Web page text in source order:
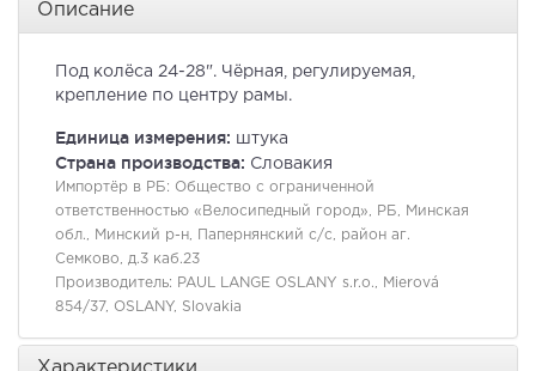
Описание
Под колёса 24-28". Чёрная, регулируемая,
крепление по центру рамы.
Единица измерения: штука
Страна производства: Словакия
Импортёр в РБ: Общество с ограниченной
ответственностью «Велосипедный город», РБ, Минская
обл., Минский р-н, Папернянский с/с, район аг.
Семково, д.3 каб.23
Производитель:
PAUL LANGE OSLANY s.r.o., Mierová
854/37, OSLANY, Slovakia